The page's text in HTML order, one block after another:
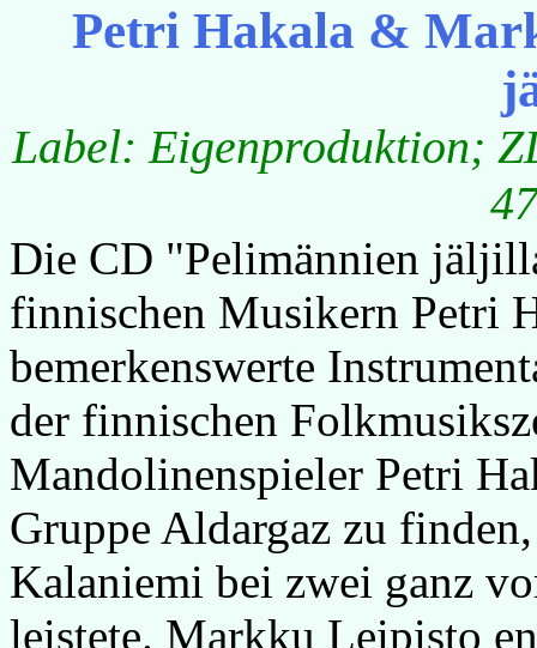
Petri Hakala &
Label: Eigenproduktion;
Die CD "Pelimännien
finnischen Musikern Petri
bemerkenswerte
der finnischen
Mandolinenspieler Petri
Gruppe Aldargaz zu
Kalaniemi bei zwei ganz
leistete. Markku Leipisto